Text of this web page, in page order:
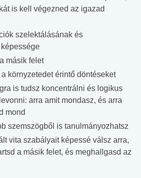
is kell végezned az igazad
szelektálásának és
másik felet
környzetedet érintő döntéseket
is tudsz koncentrálni és logikus
arra amit mondasz, és arra
mond
szemszögből is tanulmányozhatsz
vita szabályait képessé válsz arra,
a másik felet, és meghallgasd az